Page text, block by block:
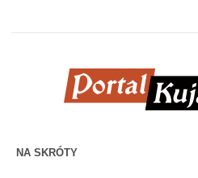
NA SKRÓTY